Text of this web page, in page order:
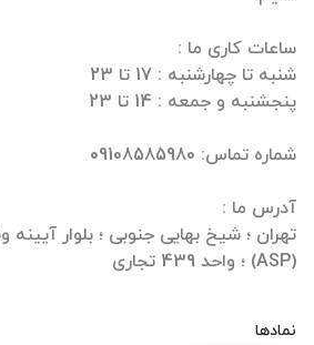
تهران ؛ شیخ بهایی جنوبی ؛ بلوار
(ASP) ؛ واحد 439 تجاری
نمادها